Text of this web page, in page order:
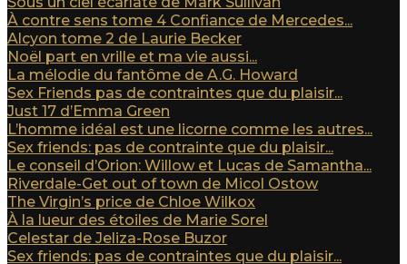
À contre sens tome 4 Confiance de Mercedes...
Alcyon tome 2 de Laurie Becker
Noël part en vrille et ma vie aussi...
La mélodie du fantôme de A.G. Howard
Sex Friends pas de contraintes que du plaisir...
Just 17 d’Emma Green
L’homme idéal est une licorne comme les autres...
Sex friends: pas de contrainte que du plaisir...
Le conseil d’Orion: Willow et Lucas de Samantha...
Riverdale-Get out of town de Micol Ostow
The Virgin’s price de Chloe Wilkox
À la lueur des étoiles de Marie Sorel
Celestar de Jeliza-Rose Buzor
Sex friends: pas de contraintes que du plaisir...